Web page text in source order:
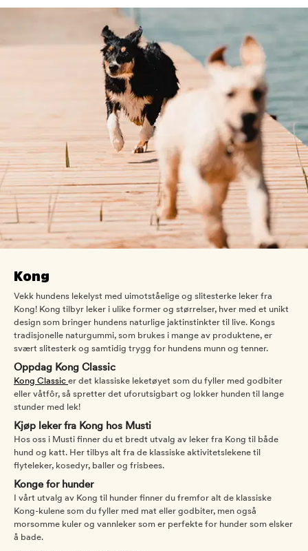
Kong
Vekk hundens lekelyst med uimotståelige og slitesterke leker fra
Kong! Kong tilbyr leker i ulike former og størrelser, hver med et unikt
design som bringer hundens naturlige jaktinstinkter til live. Kongs
tradisjonelle naturgummi, som brukes i mange av produktene, er
svært slitesterk og samtidig trygg for hundens munn og tenner.
Oppdag Kong Classic
Kong Classic er det klassiske leketøyet som du fyller med godbiter
eller våtfôr, så spretter det uforutsigbart og lokker hunden til lange
stunder med lek!
Kjøp leker fra Kong hos Musti
Hos oss i Musti finner du et bredt utvalg av leker fra Kong til både
hund og katt. Her tilbys alt fra de klassiske aktivitetslekene til
flyteleker, kosedyr, baller og frisbees.
Konge for hunder
I vårt utvalg av Kong til hunder finner du fremfor alt de klassiske
Kong-kulene som du fyller med mat eller godbiter, men også
morsomme kuler og vannleker som er perfekte for hunder som elsker
å bade.